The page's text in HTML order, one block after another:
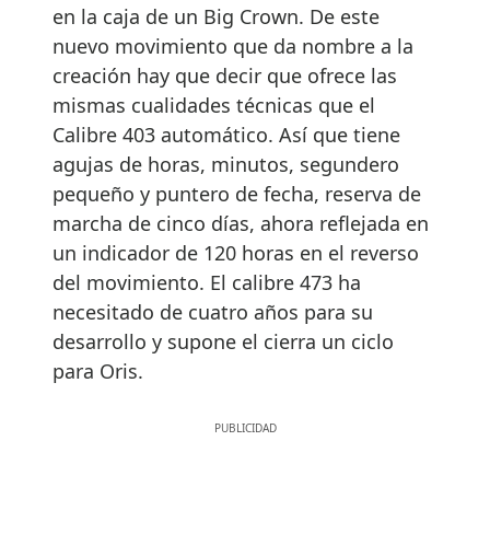
en la caja de un Big Crown. De este
nuevo movimiento que da nombre a la
creación hay que decir que ofrece las
mismas cualidades técnicas que el
Calibre 403 automático. Así que tiene
agujas de horas, minutos, segundero
pequeño y puntero de fecha, reserva de
marcha de cinco días, ahora reflejada en
un indicador de 120 horas en el reverso
del movimiento. El calibre 473 ha
necesitado de cuatro años para su
desarrollo y supone el cierra un ciclo
para Oris.